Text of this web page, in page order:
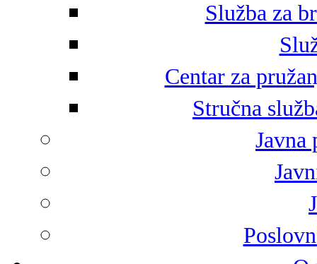
Služba za
Centar za
Stručna
Javna